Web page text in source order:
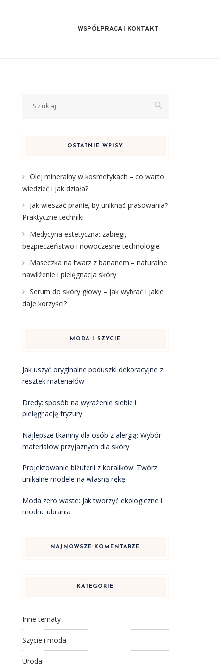
WSPÓŁPRACA I KONTAKT
OSTATNIE WPISY
Olej mineralny w kosmetykach – co warto
wiedzieć i jak działa?
Jak wieszać pranie, by uniknąć prasowania?
Praktyczne techniki
Medycyna estetyczna: zabiegi,
bezpieczeństwo i nowoczesne technologie
Maseczka na twarz z bananem – naturalne
nawilżenie i pielęgnacja skóry
Serum do skóry głowy – jak wybrać i jakie
daje korzyści?
MODA I SZYCIE
Jak uszyć oryginalne poduszki dekoracyjne z
resztek materiałów
Dredy: sposób na wyrażenie siebie i
pielęgnację fryzury
Najlepsze tkaniny dla osób z alergią: Wybór
materiałów przyjaznych dla skóry
Projektowanie biżuterii z koralików: Twórz
unikalne modele na własną rękę
Moda zero waste: Jak tworzyć ekologiczne i
modne ubrania
NAJNOWSZE KOMENTARZE
KATEGORIE
Inne tematy
Szycie i moda
Uroda